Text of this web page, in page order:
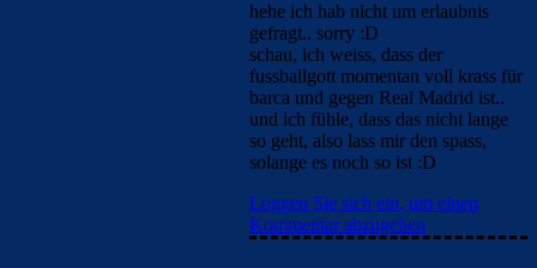
hehe ich hab nicht um erlaubnis
gefragt.. sorry :D
schau, ich weiss, dass der
fussballgott momentan voll krass für
barca und gegen Real Madrid ist..
und ich fühle, dass das nicht lange
so geht, also lass mir den spass,
solange es noch so ist :D
Loggen Sie sich ein, um einen
Kommentar abzugeben